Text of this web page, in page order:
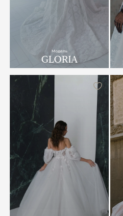
Модель
GLORIA